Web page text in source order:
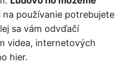
na používanie potrebujete
sa vám odvďačí
videa, internetových
hier.